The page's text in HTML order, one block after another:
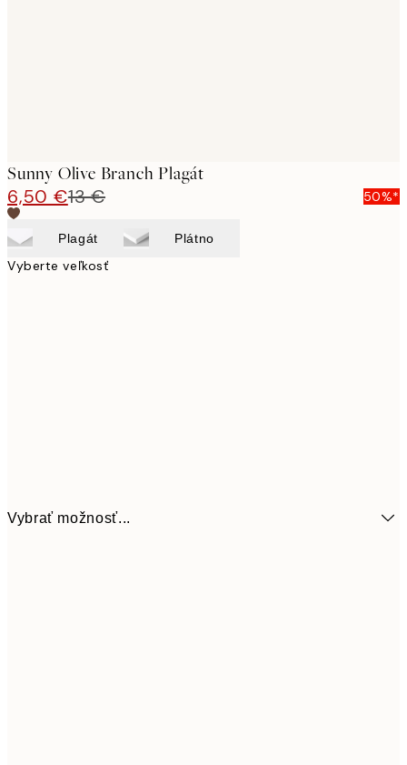
Sunny Olive Branch Plagát
6,50 €13 € 50%*
Plagát Plátno
Vyberte veľkosť
Vybrať možnosť...